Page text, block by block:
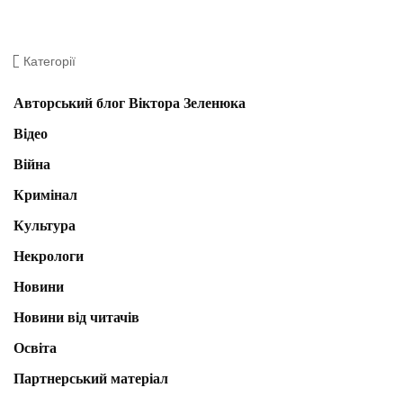
Категорії
Авторський блог Віктора Зеленюка
Відео
Війна
Кримінал
Культура
Некрологи
Новини
Новини від читачів
Освіта
Партнерський матеріал